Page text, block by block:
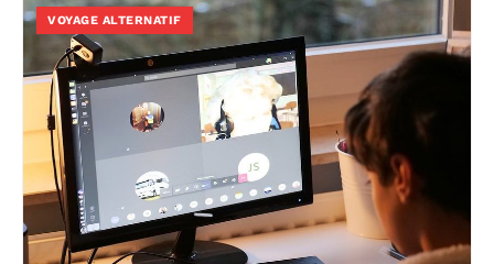
VOYAGE ALTERNATIF